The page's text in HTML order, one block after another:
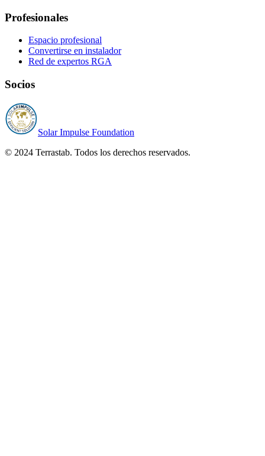
Profesionales
Espacio profesional
Convertirse en instalador
Red de expertos RGA
Socios
Solar Impulse Foundation
© 2024 Terrastab. Todos los derechos reservados.